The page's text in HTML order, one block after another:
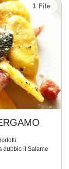
1 File
dubbio il Salame